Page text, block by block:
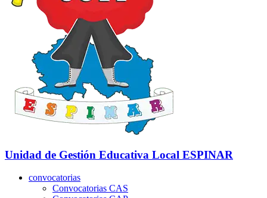
Unidad de Gestión Educativa Local ESPINAR
convocatorias
Convocatorias CAS